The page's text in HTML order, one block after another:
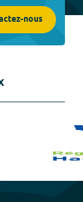
nous